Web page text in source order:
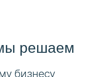
решаем
бизнесу